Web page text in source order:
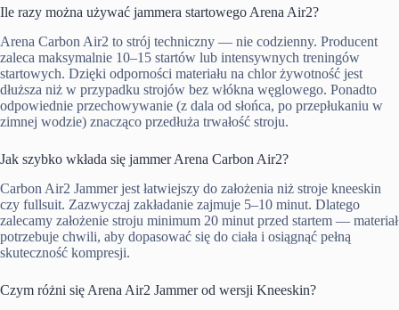
Ile razy można używać jammera startowego Arena Air2?
Arena Carbon Air2 to strój techniczny — nie codzienny. Producent
zaleca maksymalnie 10–15 startów lub intensywnych treningów
startowych. Dzięki odporności materiału na chlor żywotność jest
dłuższa niż w przypadku strojów bez włókna węglowego. Ponadto
odpowiednie przechowywanie (z dala od słońca, po przepłukaniu w
zimnej wodzie) znacząco przedłuża trwałość stroju.
Jak szybko wkłada się jammer Arena Carbon Air2?
Carbon Air2 Jammer jest łatwiejszy do założenia niż stroje kneeskin
czy fullsuit. Zazwyczaj zakładanie zajmuje 5–10 minut. Dlatego
zalecamy założenie stroju minimum 20 minut przed startem — materiał
potrzebuje chwili, aby dopasować się do ciała i osiągnąć pełną
skuteczność kompresji.
Czym różni się Arena Air2 Jammer od wersji Kneeskin?